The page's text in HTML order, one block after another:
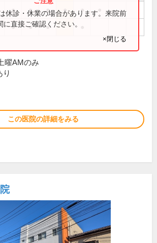
● ● ● ● ●
● ● ●
休診・休業の場合があります。来院前
直接ご確認ください。
×閉じる
曜AMのみ
り
この医院の詳細をみる